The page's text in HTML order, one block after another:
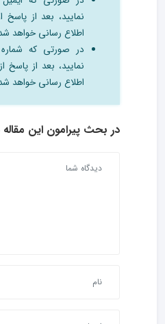
نمایید، بعد از
اطلاع رسانی خواهد
در صورتی که شماره
نمایید، بعد از
اطلاع رسانی خواهد
در بحث‌ پیرامون این